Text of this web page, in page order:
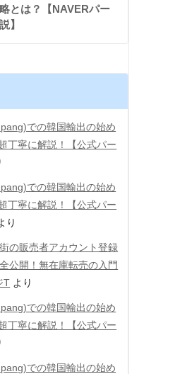
とは？【NAVERパー
】
での韓国輸出の始め
丁寧に解説！【公式パー
での韓国輸出の始め
丁寧に解説！【公式パー
り
の販売者アカウント登録
公開！無在庫転売の入門
T より
での韓国輸出の始め
丁寧に解説！【公式パー
での韓国輸出の始め